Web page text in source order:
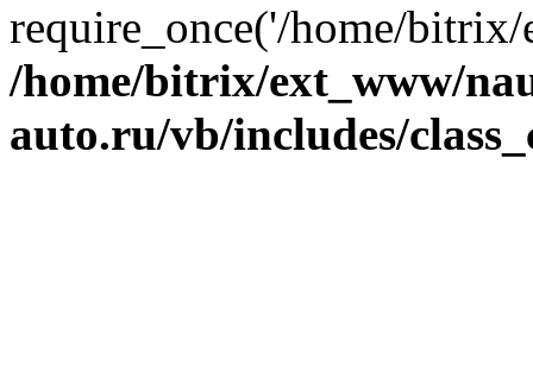
require_once('/home/
/home/bitrix/ext_www/
auto.ru/vb/includes/